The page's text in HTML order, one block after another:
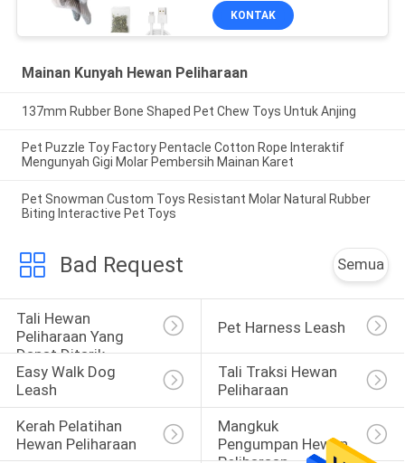
KONTAK
Mainan Kunyah Hewan Peliharaan
137mm Rubber Bone Shaped Pet Chew Toys Untuk Anjing
Pet Puzzle Toy Factory Pentacle Cotton Rope Interaktif
Mengunyah Gigi Molar Pembersih Mainan Karet
Pet Snowman Custom Toys Resistant Molar Natural Rubber
Biting Interactive Pet Toys
Bad Request Semua
Tali Hewan
Peliharaan Yang
Dapat Ditarik
Pet Harness Leash
Easy Walk Dog
Leash
Tali Traksi Hewan
Peliharaan
Kerah Pelatihan
Hewan Peliharaan
Mangkuk
Pengumpan Hewan